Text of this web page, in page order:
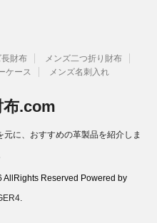
長財布
メンズ二つ折り財布
ケース メンズ名刺入れ
布.com
に、おすすめの革製品を紹介しま
Reserved Powered by
.